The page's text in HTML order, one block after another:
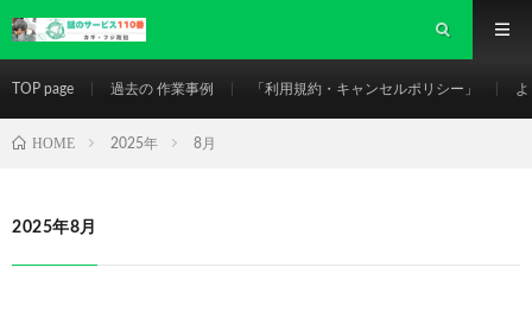
TOP page 過去の 作業事例 「利用規約・キャンセルポリシー」
HOME 2025年 8月
2025年8月